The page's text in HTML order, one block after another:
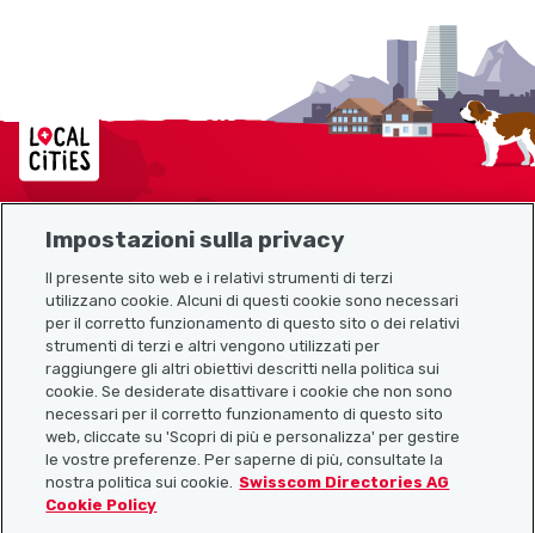
Localcities
Link utili
Scarica l’app Localcities
Impostazioni sulla privacy
Il presente sito web e i relativi strumenti di terzi
utilizzano cookie. Alcuni di questi cookie sono necessari
per il corretto funzionamento di questo sito o dei relativi
strumenti di terzi e altri vengono utilizzati per
raggiungere gli altri obiettivi descritti nella politica sui
cookie. Se desiderate disattivare i cookie che non sono
necessari per il corretto funzionamento di questo sito
web, cliccate su 'Scopri di più e personalizza' per gestire
le vostre preferenze. Per saperne di più, consultate la
nostra politica sui cookie.
Swisscom Directories AG
Cookie Policy